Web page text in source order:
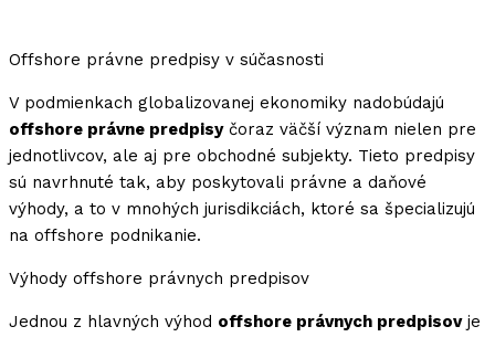
Offshore právne predpisy v súčasnosti
V podmienkach globalizovanej ekonomiky nadobúdajú
offshore právne predpisyčoraz väčší význam nielen pre
jednotlivcov, ale aj pre obchodné subjekty. Tieto predpisy
sú navrhnuté tak, aby poskytovali právne a daňové
výhody, a to v mnohých jurisdikciách, ktoré sa špecializujú
na offshore podnikanie.
Výhody offshore právnych predpisov
Jednou z hlavných výhod offshore právnych predpisovje